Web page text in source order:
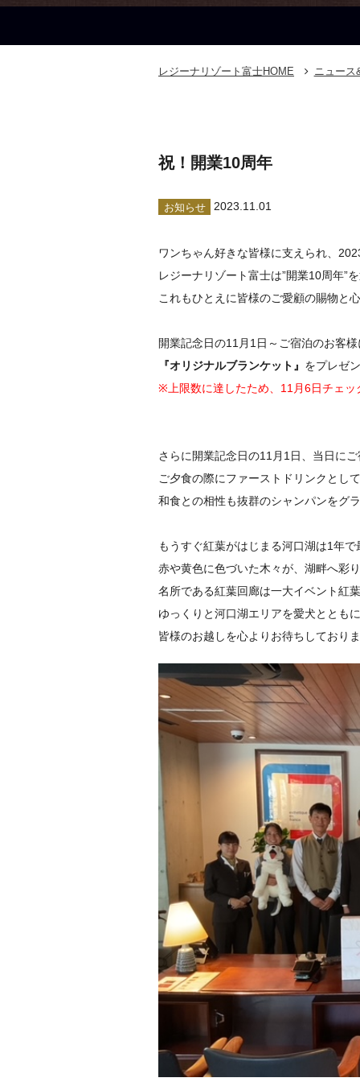
レジーナリゾート富士HOME ニュース
祝！開業10周年
お知らせ 2023.11.01
ワンちゃん好きな皆様に支えられ、
レジーナリゾート富士は”開業10周年”
これもひとえに皆様のご愛顧の賜物と
開業記念日の11月1日～ご宿泊のお客様
『オリジナルブランケット』 をプレゼ
※上限数に達したため、11月6日チェ
さらに開業記念日の11月1日、当日に
ご夕食の際にファーストドリンクとし
和食との相性も抜群のシャンパンをグ
もうすぐ紅葉がはじまる河口湖は1年
赤や黄色に色づいた木々が、湖畔へ彩
名所である紅葉回廊は一大イベント紅
ゆっくりと河口湖エリアを愛犬ととも
皆様のお越しを心よりお待ちしており